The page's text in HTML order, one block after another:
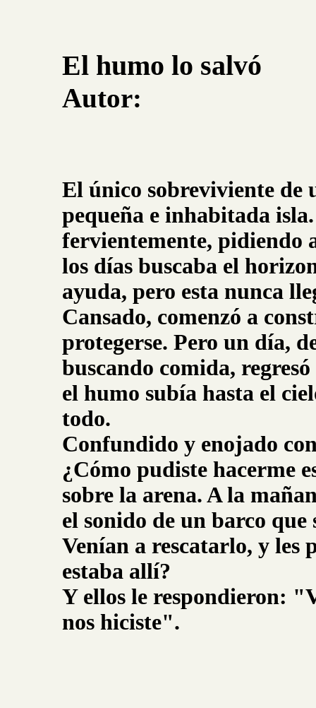
El humo lo salvó
Autor:
El único sobreviviente de
pequeña e inhabitada
fervientemente, pidiendo
los días buscaba el
ayuda, pero esta nunca
Cansado, comenzó a
protegerse. Pero un día,
buscando comida,
el humo subía hasta el
todo.
Confundido y enojado
¿Cómo pudiste hacerme
sobre la arena. A la
el sonido de un barco que
Venían a rescatarlo, y les
estaba allí?
Y ellos le respondieron:
nos hiciste".